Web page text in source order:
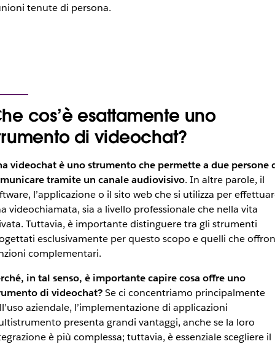
tenute di persona.
cos’è esattamente uno
di videochat?
videochat è uno strumento che permette a due persone
tramite un canale audiovisivo. In altre parole, il
l’applicazione o il sito web che si utilizza per
videochiamata, sia a livello professionale che nella vita
Tuttavia, è importante distinguere tra gli strumenti
esclusivamente per questo scopo e quelli che
complementari.
in tal senso, è importante capire cosa offre uno
di videochat?Se ci concentriamo principalmente
aziendale, l’implementazione di applicazioni
presenta grandi vantaggi, anche se la loro
è più complessa; tuttavia, è essenziale scegliere il